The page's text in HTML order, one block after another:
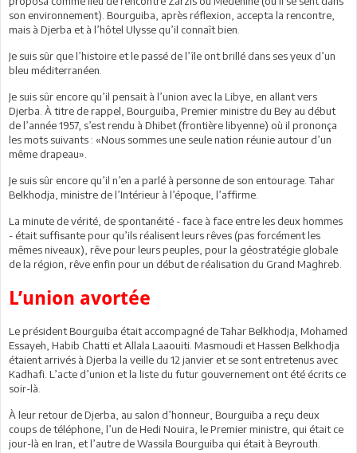
son environnement). Bourguiba, après réflexion, accepta la rencontre,
mais à Djerba et à l’hôtel Ulysse qu’il connaît bien.
Je suis sûr que l’histoire et le passé de l’île ont brillé dans ses yeux d’un
bleu méditerranéen.
Je suis sûr encore qu’il pensait à l’union avec la Libye, en allant vers
Djerba. À titre de rappel, Bourguiba, Premier ministre du Bey au début
de l’année 1957, s’est rendu à Dhibet (frontière libyenne) où il prononça
les mots suivants : «Nous sommes une seule nation réunie autour d’un
même drapeau».
Je suis sûr encore qu’il n’en a parlé à personne de son entourage. Tahar
Belkhodja, ministre de l’Intérieur à l’époque, l’affirme.
La minute de vérité, de spontanéité - face à face entre les deux hommes
- était suffisante pour qu’ils réalisent leurs rêves (pas forcément les
mêmes niveaux), rêve pour leurs peuples, pour la géostratégie globale
de la région, rêve enfin pour un début de réalisation du Grand Maghreb.
L’union avortée
Le président Bourguiba était accompagné de Tahar Belkhodja, Mohamed
Essayeh, Habib Chatti et Allala Laaouiti. Masmoudi et Hassen Belkhodja
étaient arrivés à Djerba la veille du 12 janvier et se sont entretenus avec
Kadhafi. L’acte d’union et la liste du futur gouvernement ont été écrits ce
soir-là.
À leur retour de Djerba, au salon d’honneur, Bourguiba a reçu deux
coups de téléphone, l’un de Hedi Nouira, le Premier ministre, qui était ce
jour-là en Iran, et l’autre de Wassila Bourguiba qui était à Beyrouth.